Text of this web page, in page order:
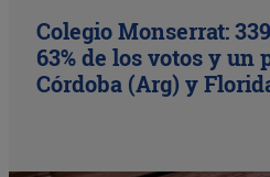
Colegio Monserrat:
63% de los votos y
Córdoba (Arg) y